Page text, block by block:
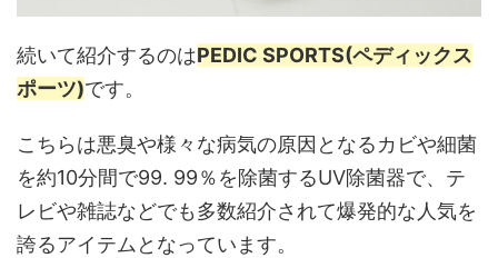
続いて紹介するのはPEDIC SPORTS(ペディックス
ポーツ)です。
こちらは悪臭や様々な病気の原因となるカビや細菌
を約10分間で99. 99％を除菌するUV除菌器で、テ
レビや雑誌などでも多数紹介されて爆発的な人気を
誇るアイテムとなっています。